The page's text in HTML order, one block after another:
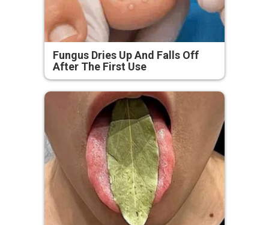
Fungus Dries Up And Falls Off
After The First Use